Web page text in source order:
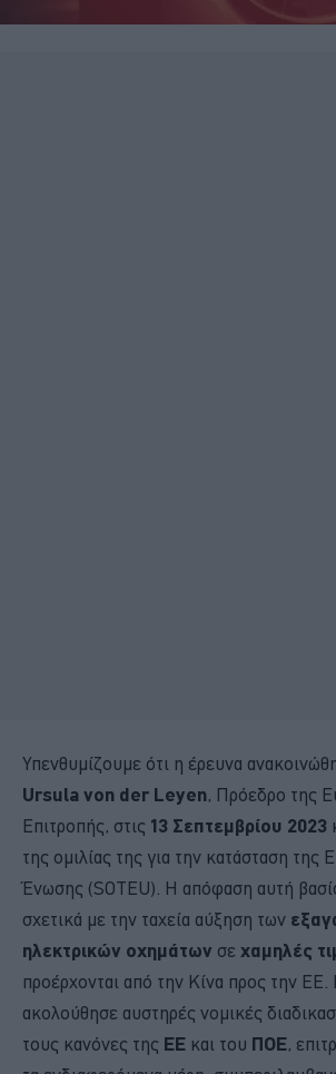
Υπενθυμίζουμε ότι η έρευνα
Ursula von der Leyen, Πρόεδρο της
Επιτροπής, στις 13 Σεπτεμβρίου 2023
της ομιλίας της για την κατάσταση της
Ένωσης (SOTEU). Η απόφαση αυτή
σχετικά με την ταχεία αύξηση των
ηλεκτρικών οχημάτων σε χαμηλές
προέρχονται από την Κίνα προς την
ακολούθησε αυστηρές νομικές
τους κανόνες της ΕΕ και του ΠΟΕ,